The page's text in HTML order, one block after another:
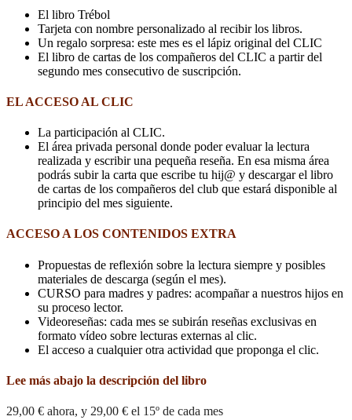
El libro Trébol
Tarjeta con nombre personalizado al recibir los libros.
Un regalo sorpresa: este mes es el lápiz original del CLIC
El libro de cartas de los compañeros del CLIC a partir del
segundo mes consecutivo de suscripción.
EL ACCESO AL CLIC
La participación al CLIC.
El área privada personal donde poder evaluar la lectura
realizada y escribir una pequeña reseña. En esa misma área
podrás subir la carta que escribe tu hij@ y descargar el libro
de cartas de los compañeros del club que estará disponible al
principio del mes siguiente.
ACCESO A LOS CONTENIDOS EXTRA
Propuestas de reflexión sobre la lectura siempre y posibles
materiales de descarga (según el mes).
CURSO para madres y padres: acompañar a nuestros hijos en
su proceso lector.
Videoreseñas: cada mes se subirán reseñas exclusivas en
formato vídeo sobre lecturas externas al clic.
El acceso a cualquier otra actividad que proponga el clic.
Lee más abajo la descripción del libro
29,00 € ahora, y 29,00 € el 15º de cada mes